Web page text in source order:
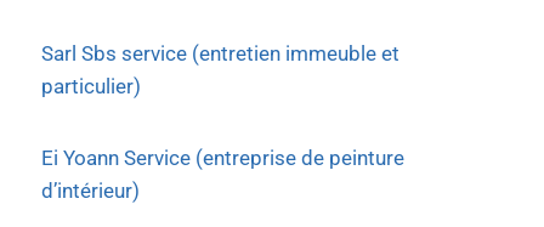
Sarl Sbs service (entretien immeuble et
particulier)
Ei Yoann Service (entreprise de peinture
d’intérieur)